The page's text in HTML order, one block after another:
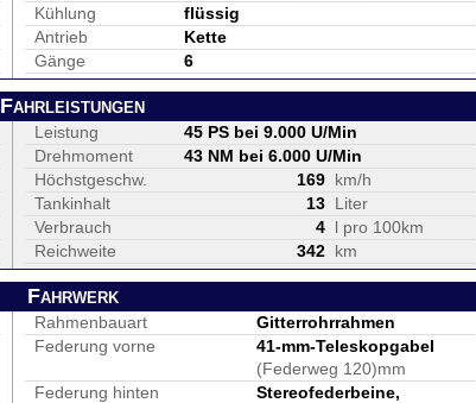
Kühlung
flüssig
Antrieb
Kette
Gänge
6
Fahrleistungen
Leistung
45 PS bei 9.000 U/Min
Drehmoment
43 NM bei 6.000 U/Min
Höchstgeschw.
169 km/h
Tankinhalt
13 Liter
Verbrauch
4 l pro 100km
Reichweite
342 km
Fahrwerk
Rahmenbauart
Gitterrohrrahmen
Federung vorne
41-mm-Teleskopgabel
(Federweg 120)mm
Federung hinten
Stereofederbeine,